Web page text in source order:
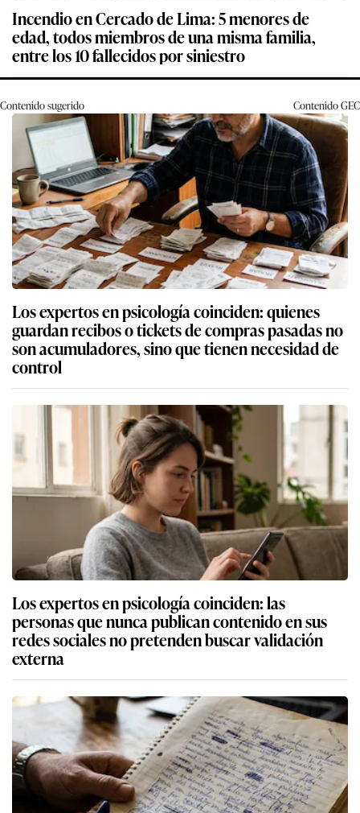
Incendio en Cercado de Lima: 5 menores de
edad, todos miembros de una misma familia,
entre los 10 fallecidos por siniestro
Contenido sugerido ContenidoGEC
Los expertos en psicología coinciden: quienes
guardan recibos o tickets de compras pasadas no
son acumuladores, sino que tienen necesidad de
control
Los expertos en psicología coinciden: las
personas que nunca publican contenido en sus
redes sociales no pretenden buscar validación
externa